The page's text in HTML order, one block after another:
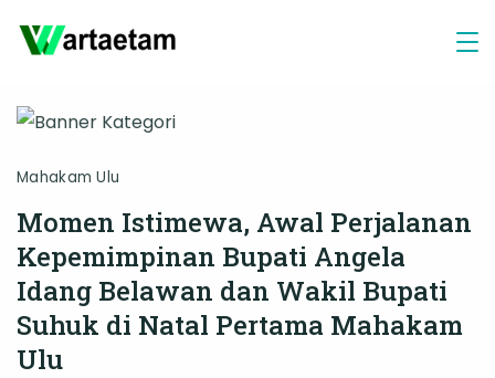
Mahakam Ulu
Momen Istimewa, Awal Perjalanan
Kepemimpinan Bupati Angela
Idang Belawan dan Wakil Bupati
Suhuk di Natal Pertama Mahakam
Ulu